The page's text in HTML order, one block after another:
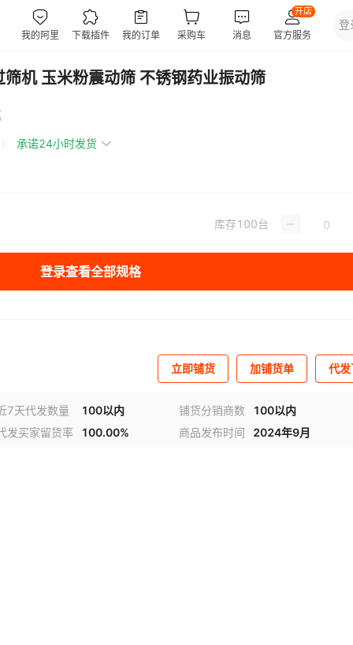
机 玉米粉震动筛 不锈钢药业振动筛
承诺24小时发货
库存100台
登录查看全部规格
立即铺货 加铺货单 代
7天代发数量 100以内 铺货分销商数
100以内
发买家留货率
100.00% 商品发布时间 2024年9月